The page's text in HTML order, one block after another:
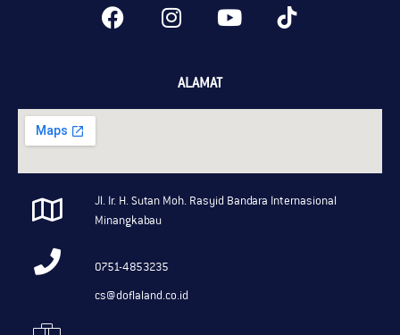
ALAMAT
Jl. Ir. H. Sutan Moh. Rasyid Bandara Internasional
Minangkabau
0751-4853235
cs@doflaland.co.id